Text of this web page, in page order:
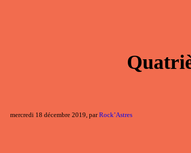
mercredi 18 décembre 2019, parRock’Astres